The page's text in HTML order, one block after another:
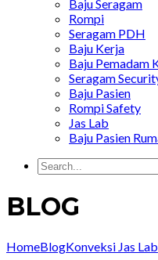
Baju Seragam
Rompi
Seragam PDH
Baju Kerja
Baju Pemadam
Seragam
Baju Pasien
Rompi Safety
Jas Lab
Baju Pasien
BLOG
HomeBlogKonveksi Jas Lab